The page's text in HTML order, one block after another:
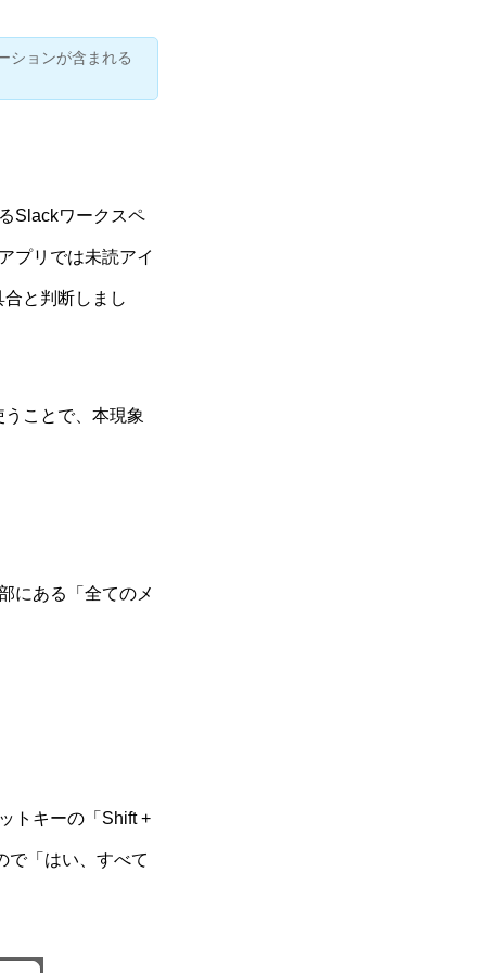
ションが含まれる
Slackワークスペ
プリでは未読アイ
と判断しまし
ことで、本現象
にある「全てのメ
トキーの「Shift +
で「はい、すべて